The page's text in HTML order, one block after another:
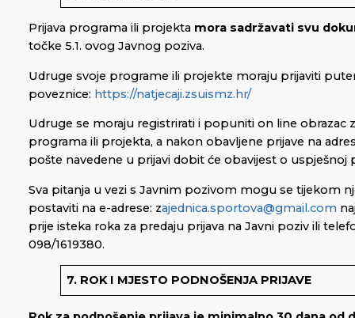
Prijava programa ili projekta mora sadržavati svu
točke 5.1. ovog Javnog poziva.
Udruge svoje programe ili projekte moraju prijaviti
poveznice: https://natjecaji.zsuismz.hr/
Udruge se moraju registrirati i popuniti on line obrazac
programa ili projekta, a nakon obavljene prijave na
pošte navedene u prijavi dobit će obavijest o uspješnoj
Sva pitanja u vezi s Javnim pozivom mogu se tijekom
postaviti na e-adrese: zajednica.sportova@gmail.com
prije isteka roka za predaju prijava na Javni poziv ili
098/1619380.
7. ROK I MJESTO PODNOŠENJA PRIJAVE